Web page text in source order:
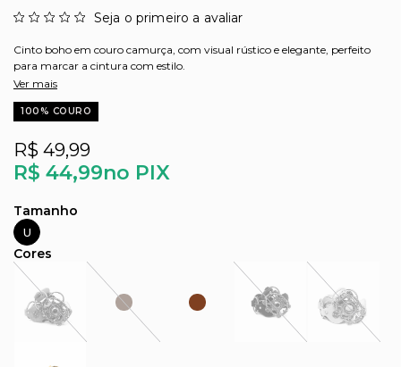
Seja o primeiro a avaliar
Cinto boho em couro camurça, com visual rústico e elegante, perfeito
para marcar a cintura com estilo.
Ver mais
100% COURO
R$ 44,99no PIX
R$ 49,99
U